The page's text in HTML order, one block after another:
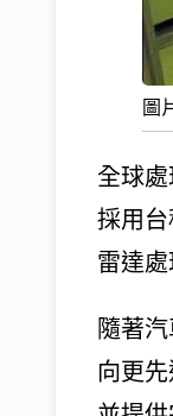
圖
全球
採用
雷達處
隨著
向更